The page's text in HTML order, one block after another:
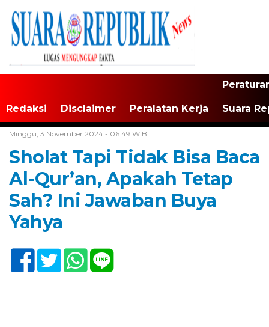
Redaksi Disclaimer Peralatan Kerja Suara
Minggu, 3 November 2024 - 06:49 WIB
Sholat Tapi Tidak Bisa Baca
Al-Qur’an, Apakah Tetap
Sah? Ini Jawaban Buya
Yahya